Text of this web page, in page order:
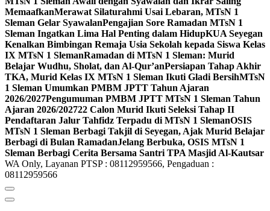
MemaafkanMerawat Silaturahmi Usai Lebaran, MTsN 1
Sleman Gelar SyawalanPengajian Sore Ramadan MTsN 1
Sleman Ingatkan Lima Hal Penting dalam HidupKUA Seyegan
Kenalkan Bimbingan Remaja Usia Sekolah kepada Siswa Kelas
IX MTsN 1 SlemanRamadan di MTsN 1 Sleman: Murid
Belajar Wudhu, Sholat, dan Al-Qur’anPersiapan Tahap Akhir
TKA, Murid Kelas IX MTsN 1 Sleman Ikuti Gladi BersihMTsN
1 Sleman Umumkan PMBM JPTT Tahun Ajaran
2026/2027Pengumuman PMBM JPTT MTsN 1 Sleman Tahun
Ajaran 2026/202722 Calon Murid Ikuti Seleksi Tahap II
Pendaftaran Jalur Tahfidz Terpadu di MTsN 1 SlemanOSIS
MTsN 1 Sleman Berbagi Takjil di Seyegan, Ajak Murid Belajar
Berbagi di Bulan RamadanJelang Berbuka, OSIS MTsN 1
Sleman Berbagi Cerita Bersama Santri TPA Masjid Al-Kautsar
WA Only, Layanan PTSP : 08112959566, Pengaduan :
08112959566